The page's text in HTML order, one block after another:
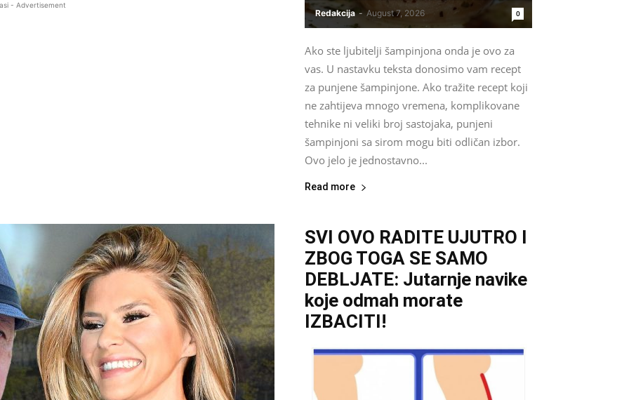
- Advertisement
Redakcija - August 7, 2026 0
Ako ste ljubitelji šampinjona onda je ovo za
vas. U nastavku teksta donosimo vam recept
za punjene šampinjone. Ako tražite recept koji
ne zahtijeva mnogo vremena, komplikovane
tehnike ni veliki broj sastojaka, punjeni
šampinjoni sa sirom mogu biti odličan izbor.
Ovo jelo je jednostavno...
Read more
SVI OVO RADITE UJUTRO I
ZBOG TOGA SE SAMO
DEBLJATE: Jutarnje navike
koje odmah morate
IZBACITI!